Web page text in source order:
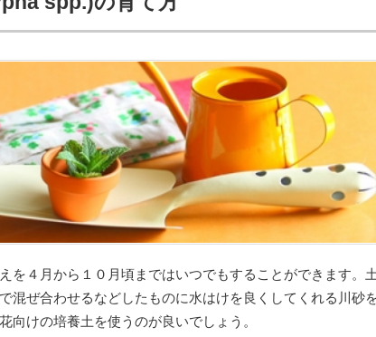
を４月から１０月頃まではいつでもすることができます。
混ぜ合わせるなどしたものに水はけを良くしてくれる川砂
向けの培養土を使うのが良いでしょう。